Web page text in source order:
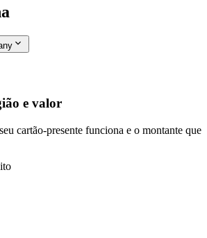
e valor
cartão-presente funciona e o montante que